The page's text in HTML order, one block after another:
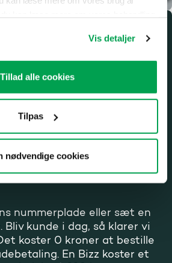
ved at klikke på “Ændring af dit
Vis detaljer
Tillad alle cookies
Tilpas
nødvendige cookies
ved vores
på farten
nummerplade eller sæt en
Bliv kunde i dag, så klarer vi
koster 0 kroner at bestille
En Bizz koster et